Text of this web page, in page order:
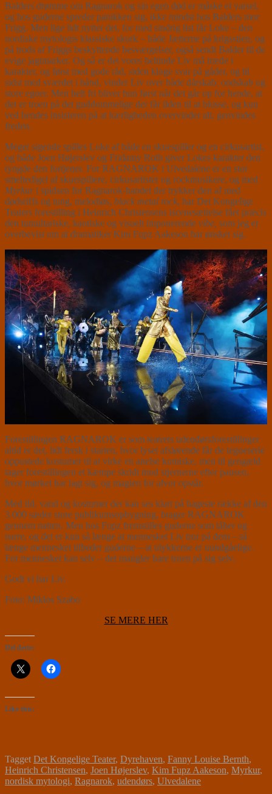
Balders drømme om Ragnarok og sin egen død er måske et varsel,
og hos guderne spreder panikken sig, ikke mindst hos Balders mor
Frigg. Men lige lidt nytter det, for med sindrig list får Loke – den
nordiske mytologis klassiske skurk – både Jætterne på krigsstien, og
på trods af Friggs beskyttende besværgelser, også sendt Balder til de
evige jagtmarker. Og så er det vores heltinde Liv må træde i
karakter, og først med gode råd, siden kloge svar på gåder, og til
sidst med sværdet i hånd, vinder Liv over både dårskab, ondskab og
store egoer. Men helt fri bliver hun først når det går op for hende, at
det er troen på det guddommelige der får ilden til at blusse, og kun
ved hendes insisteren på at kærligheden overvinder alt, genvindes
freden.
Meget sigende spilles Loke af både en skuespiller og en cirkusartist,
og både Joen Højerslev og Fridamy Roth giver Lokes karakter den
tyngde den fortjener. For RAGNAROK i Ulvedalene er en stor
smeltedigel af skuespillere, cirkusartister og rockmusikere, og med
Myrkur i spidsen for Ragnarok-bandet der trykker den af med
dødsriffs og tung, melodiøs, black metal rock, har Det Kongelige
Teaters forestilling i Heinrich Christensens iscenesættelse fået præcis
den tumultariske, kaotiske og visuelt imponerende vibe, som jeg er
overbevist om at dramatiker Kim Fupz Aakeson har ønsket sig.
Forestillingen RAGNAROK er som teatrets udendørsforestillinger
altid er det, lidt fersk i starten, hvor lyset afslørende får de tegneserie
oppustede kostumer til at virke en anelse komiske, men til gengæld
tager forestillingen et kæmpe skridt mod stjernerne efter pausen,
hvor mørket har lagt sig, og magien for alvor opstår.
Med ild, vand og kostumer der kan ses klart på bageste række af den
3.000 sæder store publikumsopbygning, brager RAGNAROK
gennem natten. Men hos Fupz fremstilles guderne som tåber og
narre, og det er kun så længe at mennesket Liv tror på dem – så
længe mennesket tilbeder guderne – at ulykkerne er uundgåelige.
For mennesket kan selv – det mangler bare troen på sig selv.
Godt vi har Liv.
Foto: Miklos Szabo
SE MERE HER
Del dette:
Like this:
TaggetDet Kongelige Teater, Dyrehaven, Fanny Louise Bernth,
Heinrich Christensen, Joen Højerslev, Kim Fupz Aakeson, Myrkur,
nordisk mytologi, Ragnarok, udendørs, Ulvedalene